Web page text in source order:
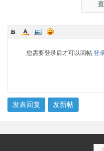
您需要登录后才可以回帖 登
发表回复 发新帖